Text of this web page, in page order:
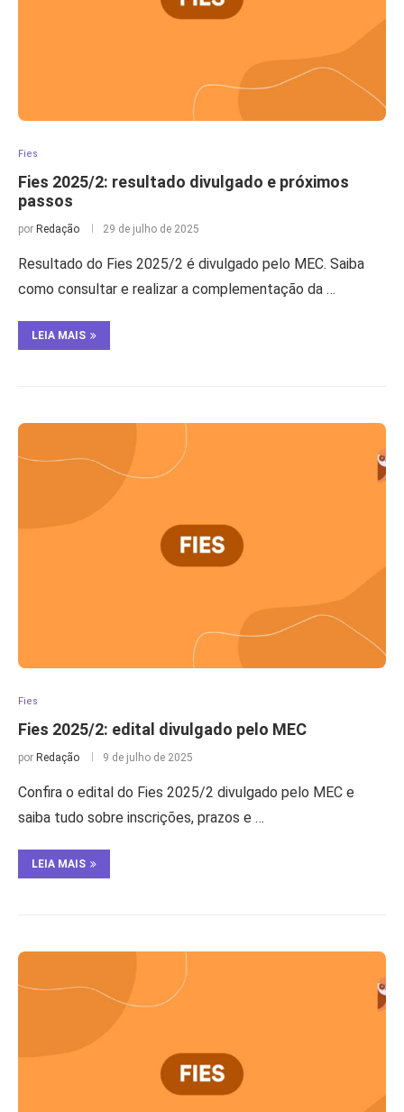
Fies
Fies 2025/2: resultado divulgado e próximos
passos
por Redação 29 de julho de 2025
Resultado do Fies 2025/2 é divulgado pelo MEC. Saiba
como consultar e realizar a complementação da …
LEIA MAIS
Fies
Fies 2025/2: edital divulgado pelo MEC
por Redação 9 de julho de 2025
Confira o edital do Fies 2025/2 divulgado pelo MEC e
saiba tudo sobre inscrições, prazos e …
LEIA MAIS